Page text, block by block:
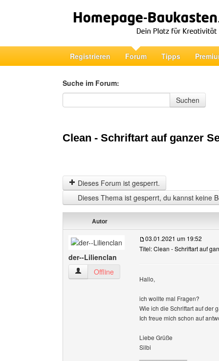
Registrieren Forum Tipps
Suche im Forum:
Suche im Forum
Suchen
Clean - Schriftart auf ganzer
Dieses Forum ist gesperrt.
Dieses Thema ist gesperrt, du kannst keine
Autor
der--Lilienclan
der--Lilienclan Benutzer-Profile anzeigen
Offline
03.01.2021 um 19:52
Titel: Clean - Schriftart auf
Hallo,
ich wollte mal Fragen?
Wie ich die Schriftart auf der
Ich freue mich schon auf
Liebe Grüße
Silbi